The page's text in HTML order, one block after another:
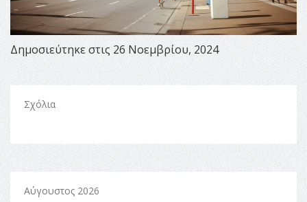
Δημοσιεύτηκε στις 26 Νοεμβρίου, 2024
Σχόλια
Αύγουστος 2026